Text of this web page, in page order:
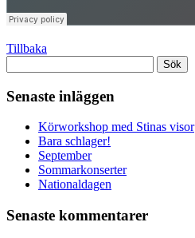
Tillbaka
efter:
Senaste inläggen
Körworkshop med Stinas visor
Bara schlager!
September
Sommarkonserter
Nationaldagen
Senaste kommentarer